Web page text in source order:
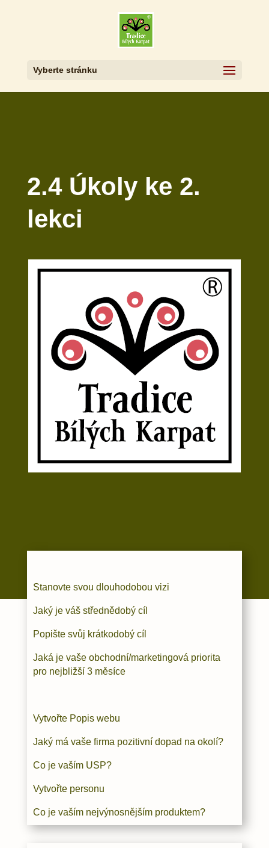
Vyberte stránku
2.4 Úkoly ke 2.
lekci
Stanovte svou dlouhodobou vizi
Jaký je váš střednědobý cíl
Popište svůj krátkodobý cíl
Jaká je vaše obchodní/marketingová priorita
pro nejbližší 3 měsíce
Vytvořte Popis webu
Jaký má vaše firma pozitivní dopad na okolí?
Co je vaším USP?
Vytvořte personu
Co je vaším nejvýnosnějším produktem?